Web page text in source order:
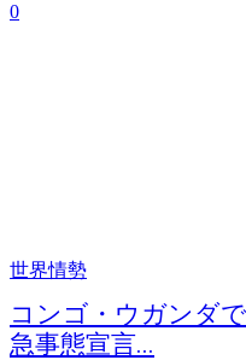
0
世界情勢
コンゴ・ウガンダ
急事態宣言...